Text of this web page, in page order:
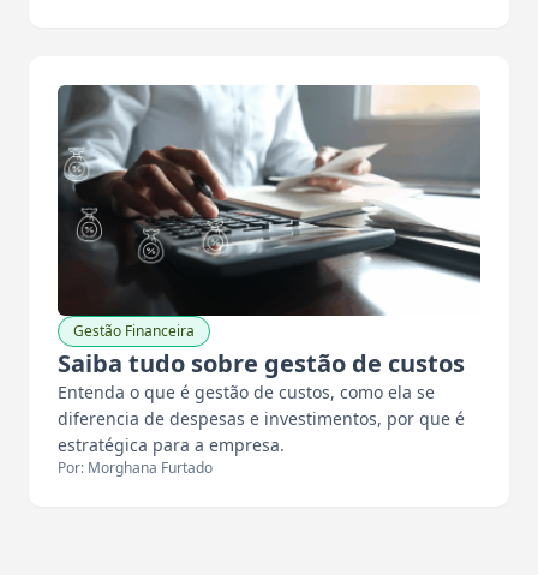
Gestão Financeira
Saiba tudo sobre gestão de custos
Entenda o que é gestão de custos, como ela se
diferencia de despesas e investimentos, por que é
estratégica para a empresa.
Por: Morghana Furtado